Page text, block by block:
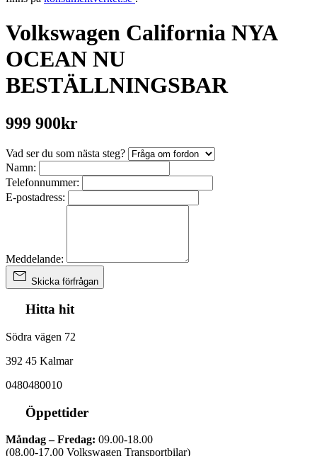
Volkswagen California NYA
OCEAN NU
BESTÄLLNINGSBAR
999 900kr
Vad ser du som nästa steg?
Namn:
Telefonnummer:
E-postadress:
Meddelande:
Skicka förfrågan
Hitta hit
Södra vägen 72
392 45 Kalmar
0480480010
Öppettider
Måndag – Fredag: 09.00-18.00
(08.00-17.00 Volkswagen Transportbilar)